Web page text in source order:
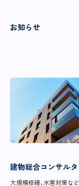
お知らせ
建物総合コンサル
大規模修繕、水害対策な